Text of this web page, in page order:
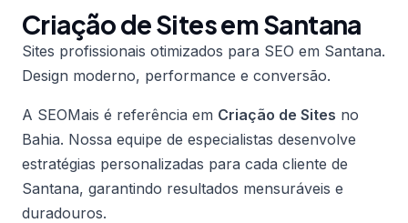
Criação de Sites em Santana
Sites profissionais otimizados para SEO em Santana.
Design moderno, performance e conversão.
A SEOMais é referência em Criação de Sites no
Bahia. Nossa equipe de especialistas desenvolve
estratégias personalizadas para cada cliente de
Santana, garantindo resultados mensuráveis e
duradouros.